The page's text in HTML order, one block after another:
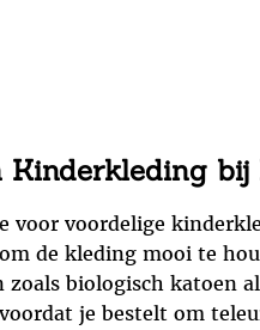
bij
voor voordelige
de kleding mooi te
zoals biologisch katoen
je bestelt om